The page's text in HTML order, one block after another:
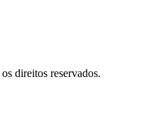
direitos reservados.